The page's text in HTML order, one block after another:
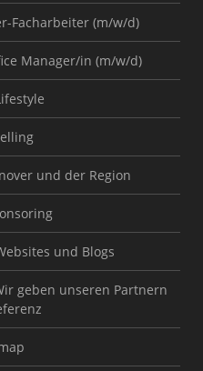
Facharbeiter (m/w/d)
Manager/in (m/w/d)
und der Region
und Blogs
geben unseren Partnern